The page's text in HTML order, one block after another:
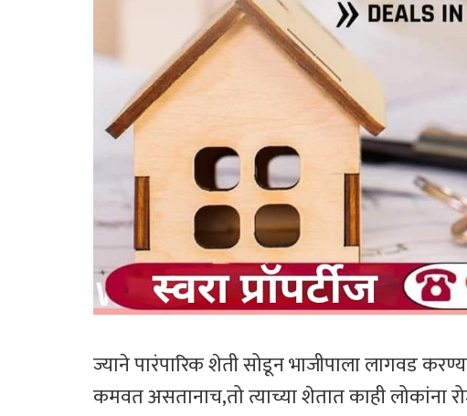
ज्याने पारंपारिक शेती सोडून भाजीपाला लागवड
कमवत असतानाच,तो त्याच्या शेतात काही लोकांना